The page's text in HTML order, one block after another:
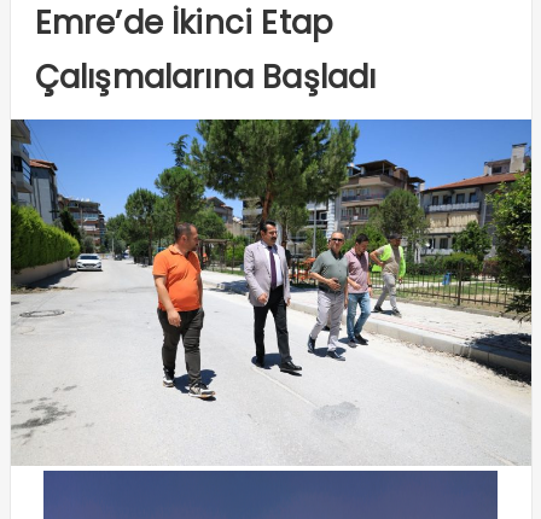
Emre’de İkinci Etap
Çalışmalarına Başladı